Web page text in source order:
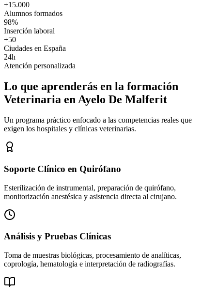
+15.000
Alumnos formados
98%
Inserción laboral
+50
Ciudades en España
24h
Atención personalizada
Lo que aprenderás en la formación
Veterinaria en Ayelo De Malferit
Un programa práctico enfocado a las competencias reales que
exigen los hospitales y clínicas veterinarias.
Soporte Clínico en Quirófano
Esterilización de instrumental, preparación de quirófano,
monitorización anestésica y asistencia directa al cirujano.
Análisis y Pruebas Clínicas
Toma de muestras biológicas, procesamiento de analíticas,
coprología, hematología e interpretación de radiografías.